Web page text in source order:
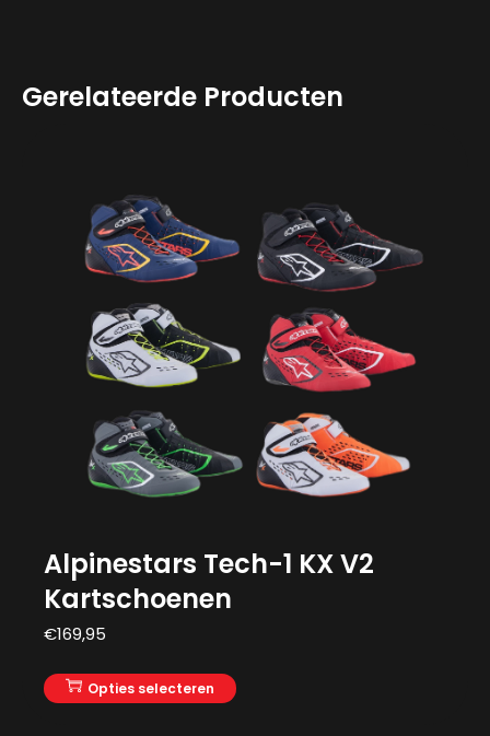
Gerelateerde Producten
Alpinestars Tech-1 KX V2
Kartschoenen
€169,95
Opties selecteren